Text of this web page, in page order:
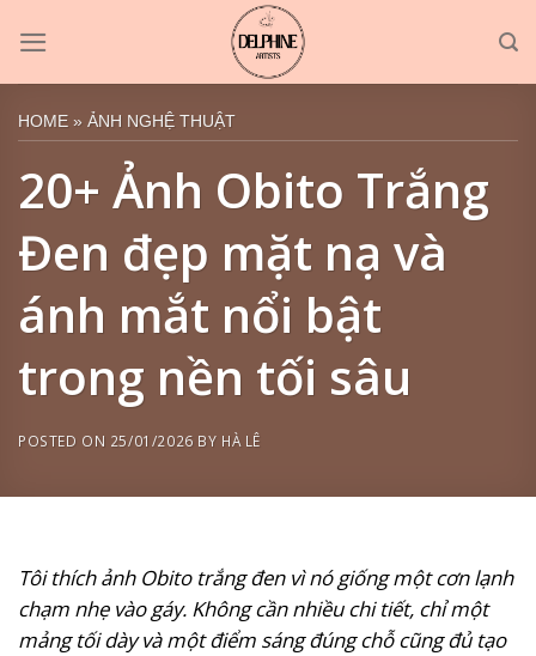
content
HOME » ẢNH NGHỆ THUẬT
20+ Ảnh Obito Trắng
Đen đẹp mặt nạ và
ánh mắt nổi bật
trong nền tối sâu
POSTED ON 25/01/2026 BY HÀ LÊ
Tôi thích ảnh Obito trắng đen vì nó giống một cơn lạnh
chạm nhẹ vào gáy. Không cần nhiều chi tiết, chỉ một
mảng tối dày và một điểm sáng đúng chỗ cũng đủ tạo